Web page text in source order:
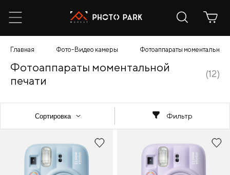
Главная Фото-Видео камеры Фотоаппараты моментальной
Фотоаппараты моментальной
печати
(12)
Фильтр